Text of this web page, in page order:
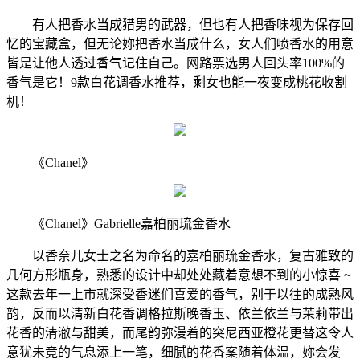
有人把香水当成猎男的武器，但也有人把香味视为保存回
忆的宝藏盒，但无论妳把香水当成什么，女人们喷香水的用意
皆是让他人透过香气记住自己。网路票选男人回头率100%的
香气是它！9款白花调香水推荐，剩女也能一夜变成桃花收割
机！
《Chanel》
《Chanel》Gabrielle嘉柏丽琉金香水
以香奈儿女士之名为命名的嘉柏丽琉金香水，复古雅致的
几何方形瓶身，熟悉的设计中却处处藏着意想不到的小惊喜 ~
这款去年一上市就深受香迷们喜爱的香气，别于以往的成熟风
韵，反而以清新白花香调格拉斯晚香玉、依兰依兰与茉莉带出
花香的清澈与甜美，而尾韵弥漫着的突尼西亚橙花更替这令人
意犹未竟的气息添上一笔，细腻的花香案随着体温，妳会发